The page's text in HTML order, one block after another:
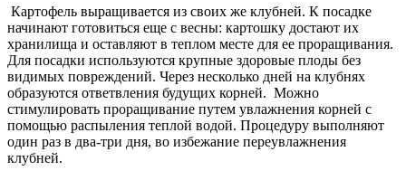
Картофель выращивается из своих же клубней. К посадке
начинают готовиться еще с весны: картошку достают их
хранилища и оставляют в теплом месте для ее проращивания.
Для посадки используются крупные здоровые плоды без
видимых повреждений. Через несколько дней на клубнях
образуются ответвления будущих корней. Можно
стимулировать проращивание путем увлажнения корней с
помощью распыления теплой водой. Процедуру выполняют
один раз в два-три дня, во избежание переувлажнения
клубней.